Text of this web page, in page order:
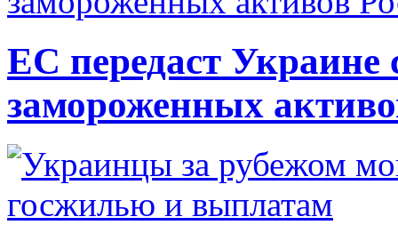
ЕС передаст Украине
замороженных